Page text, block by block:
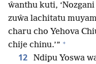
ŵanthu kuti,
zuŵa lachitatu
charu cho Yehova
chije chinu.’” +
12
Ndipu Yoswa